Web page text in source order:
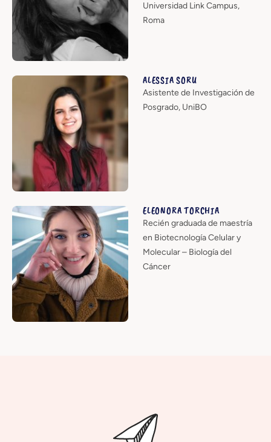
Universidad Link Campus,
Roma
ALESSIA SORU
Asistente de Investigación de
Posgrado, UniBO
ELEONORA TORCHIA
Recién graduada de maestría
en Biotecnología Celular y
Molecular – Biología del
Cáncer